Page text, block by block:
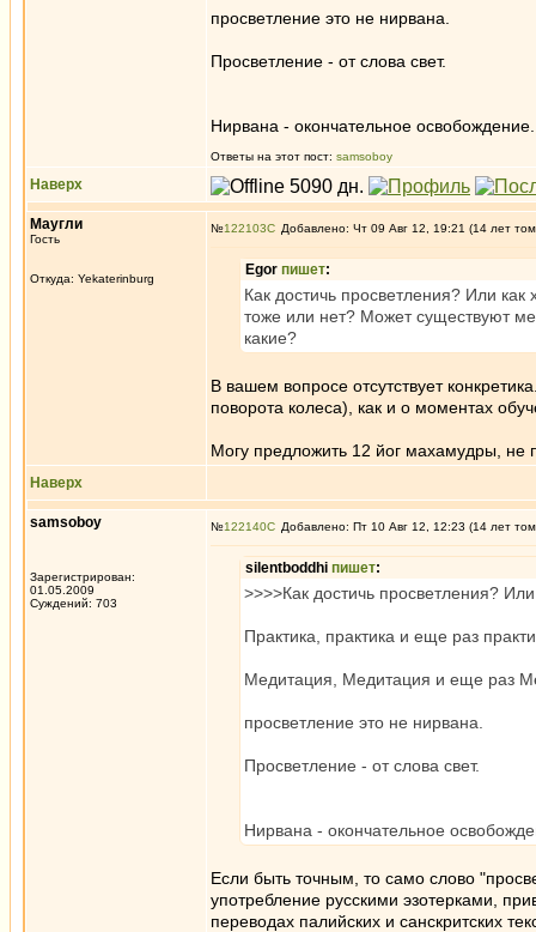
просветление это не нирвана.
Просветление - от слова свет.
Нирвана - окончательное освобождение.
Ответы на этот пост: samsoboy
Наверх
Маугли
Гость
Откуда: Yekaterinburg
№122103 Добавлено: Чт 09 Авг 12, 19:21 (14 лет
Egor пишет:
Как достичь просветления? Или
тоже или нет? Может существуют
какие?
В вашем вопросе отсутствует
поворота колеса), как и о моментах
Могу предложить 12 йог махамудры, не
Наверх
samsoboy
Зарегистрирован:
01.05.2009
Суждений: 703
№122140 Добавлено: Пт 10 Авг 12, 12:23 (14 лет
silentboddhi пишет:
>>>>Как достичь просветления?
Практика, практика и еще раз
Медитация, Медитация и еще раз
просветление это не нирвана.
Просветление - от слова свет.
Нирвана - окончательное
Если быть точным, то само слово
употребление русскими эзотерками,
переводах палийских и санскритских